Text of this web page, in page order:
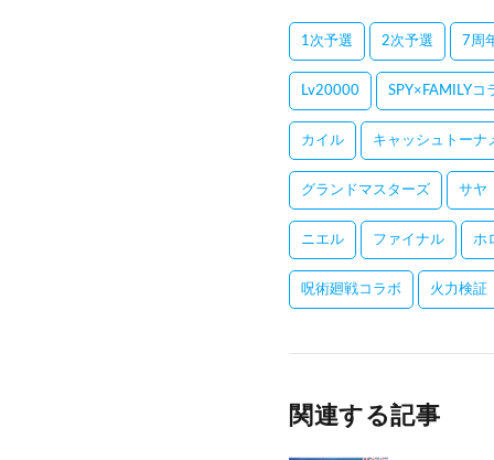
1次予選 2次予選 7周
Lv20000 SPY×FAMILYコ
カイル キャッシュトーナ
グランドマスターズ サヤ
ニエル ファイナル ホ
呪術廻戦コラボ 火力検証
関連する記事